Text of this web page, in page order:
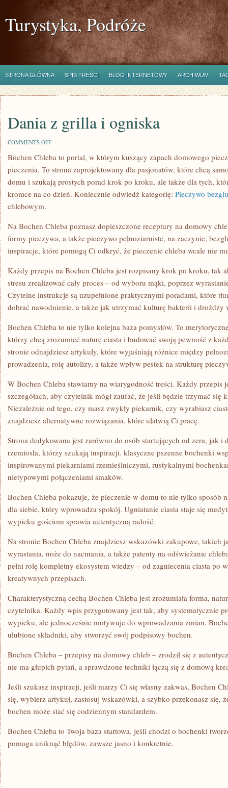
Turystyka, Podróże
STRONA GŁÓWNA SPIS TREŚCI BLOG INTERNETOWY ARCHIWUM
Dania z grilla i ogniska
COMMENTS OFFON
Z
I
OGNISKA
Bochen Chleba to portal, w którym kuszący zapach domowego
pieczenia. To strona zaprojektowany dla pasjonatów, które chcą
domu i szukają prostych porad krok po kroku, ale także dla tych,
kromce na co dzień. Koniecznie odwiedź kategorię: Pieczywo
chlebowym.
Na Bochen Chleba poznasz dopieszczone receptury na domowy
formy pieczywa, a także pieczywo pełnoziarniste, na zaczynie,
inspiracje, które pomogą Ci odkryć, że pieczenie chleba wcale nie
Każdy przepis na Bochen Chleba jest rozpisany krok po kroku, tak
stresu zrealizować cały proces – od wyboru mąki, poprzez
Czytelne instrukcje są uzupełnione praktycznymi poradami, które
dobrać nawodnienie, a także jak utrzymać kulturę bakterii i
Bochen Chleba to nie tylko kolejna baza pomysłów. To
którzy chcą zrozumieć naturę ciasta i budować swoją pewność z
stronie odnajdziesz artykuły, które wyjaśniają różnice między
prowadzenia, rolę autolizy, a także wpływ pestek na strukturę
W Bochen Chleba stawiamy na wiarygodność treści. Każdy przepis
szczegółach, aby czytelnik mógł zaufać, że jeśli będzie trzymać
Niezależnie od tego, czy masz zwykły piekarnik, czy wyrabiasz
znajdziesz alternatywne rozwiązania, które ułatwią Ci pracę.
Strona dedykowana jest zarówno do osób startujących od zera, jak i
rzemiosła, którzy szukają inspiracji. klasyczne pszenne bochenki
inspirowanymi piekarniami rzemieślniczymi, rustykalnymi
nietypowymi połączeniami smaków.
Bochen Chleba pokazuje, że pieczenie w domu to nie tylko sposób
dla siebie, który wprowadza spokój. Ugniatanie ciasta staje się
wypieku gościom sprawia autentyczną radość.
Na stronie Bochen Chleba znajdziesz wskazówki zakupowe, takich
wyrastania, noże do nacinania, a także patenty na odświeżanie
pełni rolę kompletny ekosystem wiedzy – od zagniecenia ciasta po
kreatywnych przepisach.
Charakterystyczną cechą Bochen Chleba jest zrozumiała forma,
czytelnika. Każdy wpis przygotowany jest tak, aby systematycznie
wypieku, ale jednocześnie motywuje do wprowadzania zmian.
ulubione składniki, aby stworzyć swój podpisowy bochen.
Bochen Chleba – przepisy na domowy chleb – zrodził się z
nie ma głupich pytań, a sprawdzone techniki łączą się z domową
Jeśli szukasz inspiracji, jeśli marzy Ci się własny zakwas, Bochen
się, wybierz artykuł, zastosuj wskazówki, a szybko przekonasz się,
bochen może stać się codziennym standardem.
Bochen Chleba to Twoja baza startowa, jeśli chodzi o bochenki
pomaga uniknąć błędów, zawsze jasno i konkretnie.